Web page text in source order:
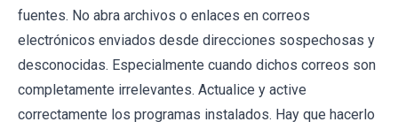
fuentes. No abra archivos o enlaces en correos
electrónicos enviados desde direcciones sospechosas y
desconocidas. Especialmente cuando dichos correos son
completamente irrelevantes. Actualice y active
correctamente los programas instalados. Hay que hacerlo